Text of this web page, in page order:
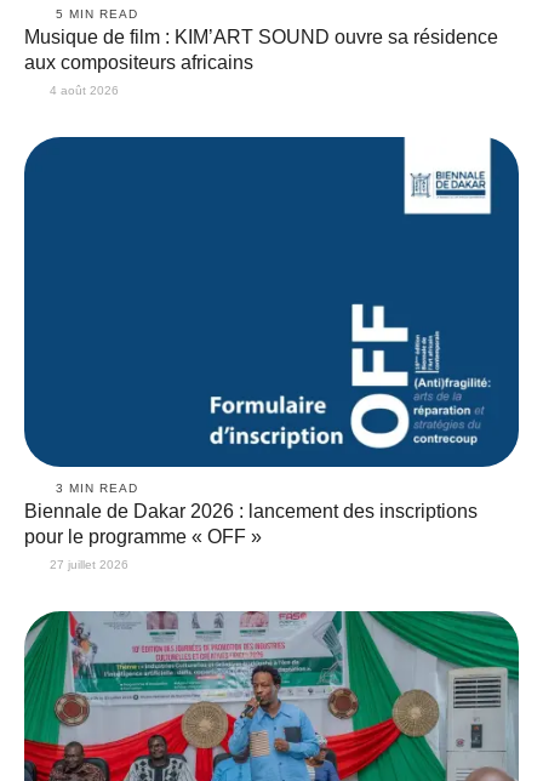
5 MIN READ
Musique de film : KIM’ART SOUND ouvre sa résidence
aux compositeurs africains
4 août 2026
3 MIN READ
Biennale de Dakar 2026 : lancement des inscriptions
pour le programme « OFF »
27 juillet 2026